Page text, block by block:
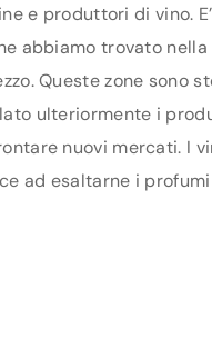
e produttori di vino.
abbiamo trovato
Queste zone sono
ulteriormente i
nuovi mercati. I
ad esaltarne i